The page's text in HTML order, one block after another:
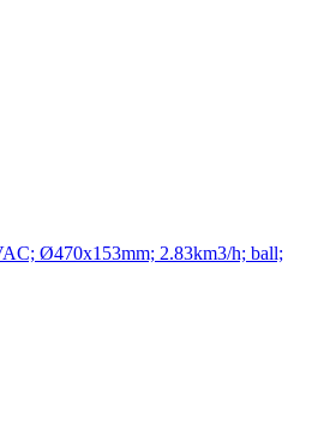
Ø470x153mm; 2.83km3/h; ball;